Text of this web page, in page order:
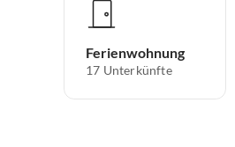
Ferienwohnung
17 Unterkünfte